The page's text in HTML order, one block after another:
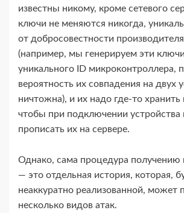
известны никому, кроме сетевого
ключи не меняются никогда,
от добросовестности
(например, мы генерируем эти
уникального ID микроконтроллера,
вероятность их совпадения на двух
ничтожна), и их надо где-​то хранить
чтобы при подключении устройства
прописать их на сервере.
Однако, сама процедура получению
— это отдельная история, которая,
неаккуратно реализованной, может
несколько видов атак.